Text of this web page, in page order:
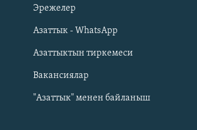
Русский
ОНЛАЙН ШЕРИНЕ
Эрежелер
Азаттык - WhatsApp
Азаттыктын тиркемеси
Вакансиялар
"Азаттык" менен байланыш